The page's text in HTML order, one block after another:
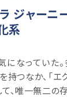
ジャーニ
系
になっていた
持つなか、「
、唯一無二の